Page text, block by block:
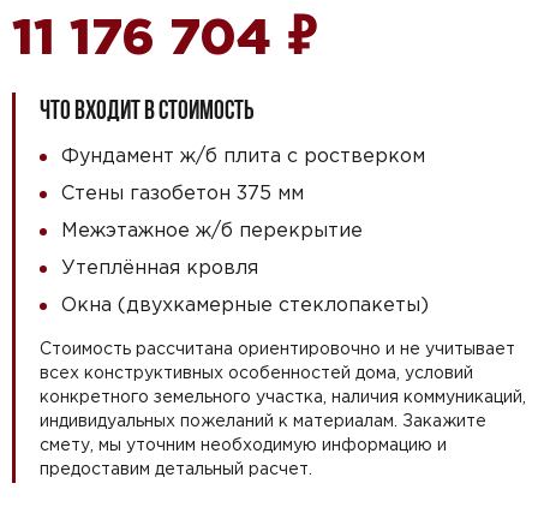
11 176 704 ₽
ЧТО ВХОДИТ В СТОИМОСТЬ
Фундамент ж/б плита с ростверком
Стены газобетон 375 мм
Межэтажное ж/б перекрытие
Утеплённая кровля
Окна (двухкамерные стеклопакеты)
Стоимость рассчитана ориентировочно и не учитывает
всех конструктивных особенностей дома, условий
конкретного земельного участка, наличия коммуникаций,
индивидуальных пожеланий к материалам. Закажите
смету, мы уточним необходимую информацию и
предоставим детальный расчет.